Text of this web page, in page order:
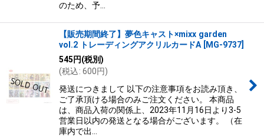
のため、予…
【販売期間終了】夢色キャスト×mixx garden
vol.2 トレーディングアクリルカードA
MG-9737
545円(税別)
(税込: 600円)
発送につきまして 以下の注意事項をお読み頂き、
ご了承頂ける場合のみご注文ください。 本商品
は、商品入荷の関係上、2023年11月16日より3-5
営業日以内の発送となる場合がございます。 （在
庫内で出…